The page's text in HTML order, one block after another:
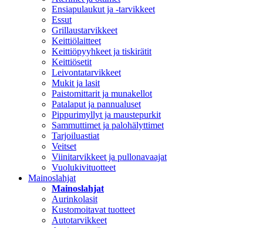
Ensiapulaukut ja -tarvikkeet
Essut
Grillaustarvikkeet
Keittiölaitteet
Keittiöpyyhkeet ja tiskirätit
Keittiösetit
Leivontatarvikkeet
Mukit ja lasit
Paistomittarit ja munakellot
Patalaput ja pannualuset
Pippurimyllyt ja maustepurkit
Sammuttimet ja palohälyttimet
Tarjoiluastiat
Veitset
Viinitarvikkeet ja pullonavaajat
Vuolukivituotteet
Mainoslahjat
Mainoslahjat
Aurinkolasit
Kustomoitavat tuotteet
Autotarvikkeet